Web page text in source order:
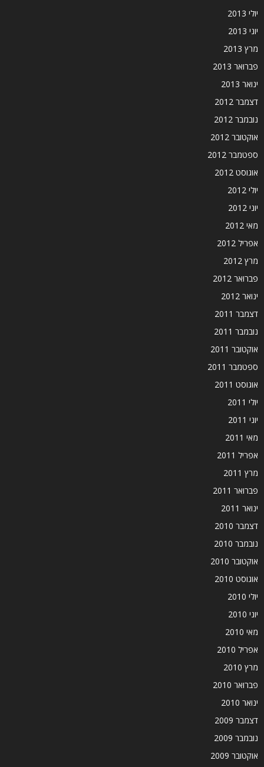
יולי 2013
יוני 2013
מרץ 2013
פברואר 2013
ינואר 2013
דצמבר 2012
נובמבר 2012
אוקטובר 2012
ספטמבר 2012
אוגוסט 2012
יולי 2012
יוני 2012
מאי 2012
אפריל 2012
מרץ 2012
פברואר 2012
ינואר 2012
דצמבר 2011
נובמבר 2011
אוקטובר 2011
ספטמבר 2011
אוגוסט 2011
יולי 2011
יוני 2011
מאי 2011
אפריל 2011
מרץ 2011
פברואר 2011
ינואר 2011
דצמבר 2010
נובמבר 2010
אוקטובר 2010
אוגוסט 2010
יולי 2010
יוני 2010
מאי 2010
אפריל 2010
מרץ 2010
פברואר 2010
ינואר 2010
דצמבר 2009
נובמבר 2009
אוקטובר 2009